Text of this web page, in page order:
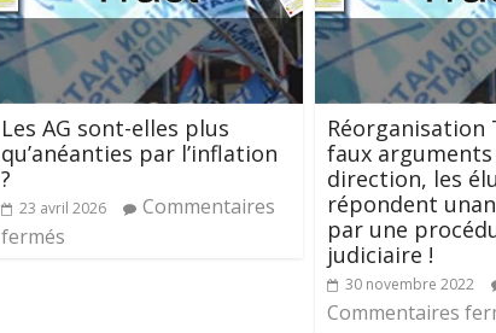
Les AG sont-elles plus
qu’anéanties par l’inflation
?
23 avril 2026
Commentaires
fermés
Réorganisation
faux arguments
direction, les
répondent
par une
judiciaire !
30 novembre 2022
Commentaires